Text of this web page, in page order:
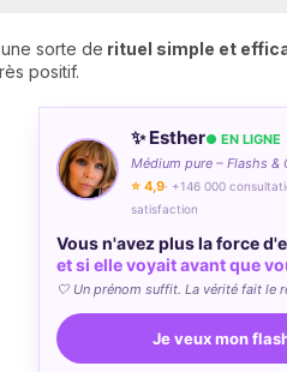
sorte de rituel simple et
positif.
✨ Esther● EN LIGNE
Médium pure – Flashs &
⭐ 4,9· +146 000
satisfaction
Vous n'avez plus la force
et si elle voyait avant que
🤍 Un prénom suffit. La vérité fait le
Je veux mon